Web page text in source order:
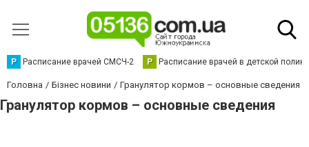
Р Расписание врачей СМСЧ-2 Р Расписание врачей в детской
Головна Бізнес новини Гранулятор кормов – основные сведения
Гранулятор кормов – основные сведения